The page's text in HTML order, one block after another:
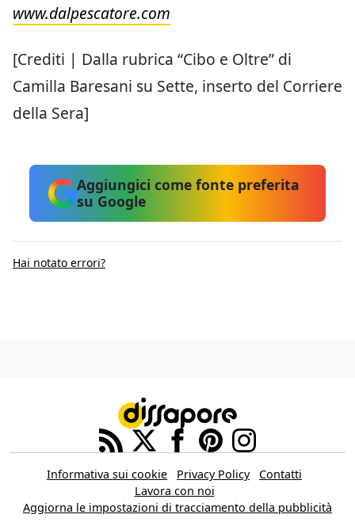
www.dalpescatore.com
[Crediti | Dalla rubrica “Cibo e Oltre” di
Camilla Baresani su Sette, inserto del Corriere
della Sera]
Aggiungici come fonte preferita
su Google
Hai notato errori?
Informativa sui cookie Privacy Policy
Contatti
Lavora con noi
Aggiorna le impostazioni di tracciamento della pubblicità